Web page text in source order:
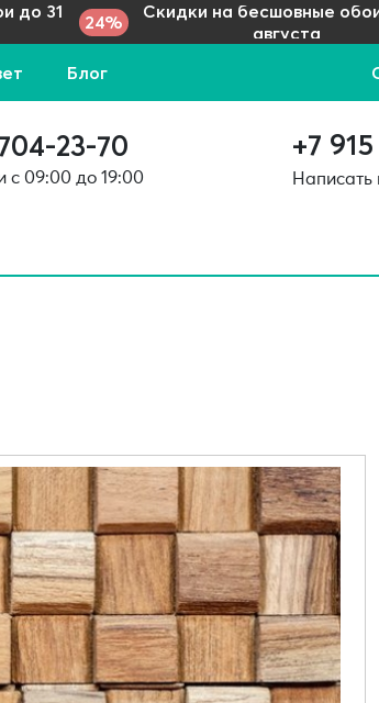
до 31
24%
Скидки на бесшовные
августа
Блог
23-70
с 09:00 до 19:00
+7
Написать